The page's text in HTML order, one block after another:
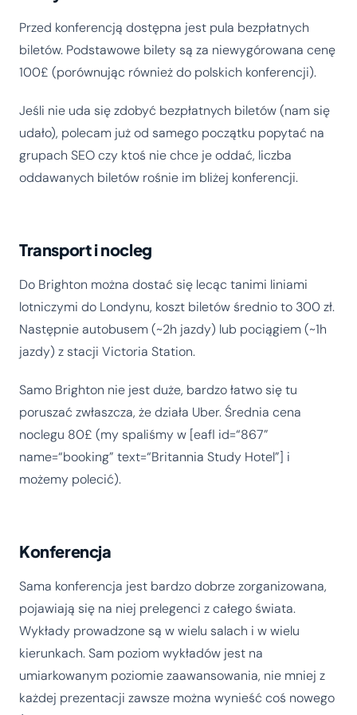
Przed konferencją dostępna jest pula bezpłatnych
biletów. Podstawowe bilety są za niewygórowana cenę
100£ (porównując również do polskich konferencji).
Jeśli nie uda się zdobyć bezpłatnych biletów (nam się
udało), polecam już od samego początku popytać na
grupach SEO czy ktoś nie chce je oddać, liczba
oddawanych biletów rośnie im bliżej konferencji.
Transport i nocleg
Do Brighton można dostać się lecąc tanimi liniami
lotniczymi do Londynu, koszt biletów średnio to 300 zł.
Następnie autobusem (~2h jazdy) lub pociągiem (~1h
jazdy) z stacji Victoria Station.
Samo Brighton nie jest duże, bardzo łatwo się tu
poruszać zwłaszcza, że działa Uber. Średnia cena
noclegu 80£ (my spaliśmy w [eafl id=“867”
name=“booking” text=“Britannia Study Hotel”] i
możemy polecić).
Konferencja
Sama konferencja jest bardzo dobrze zorganizowana,
pojawiają się na niej prelegenci z całego świata.
Wykłady prowadzone są w wielu salach i w wielu
kierunkach. Sam poziom wykładów jest na
umiarkowanym poziomie zaawansowania, nie mniej z
każdej prezentacji zawsze można wynieść coś nowego